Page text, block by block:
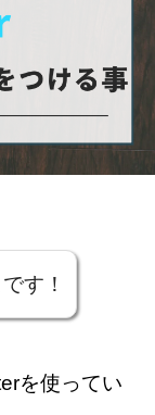
す！
を使ってい